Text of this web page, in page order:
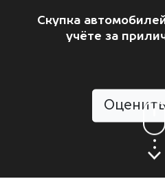
Скупка
учёте за